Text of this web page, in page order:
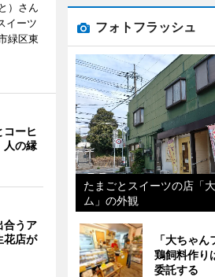
）さん
イーツ
緑区東
コーヒ
の縁
合うア
店が
フォトフラッシュ
たまごとスイーツの店「
ム」の外観
「大ちゃ
鶏飼料作り
委託する